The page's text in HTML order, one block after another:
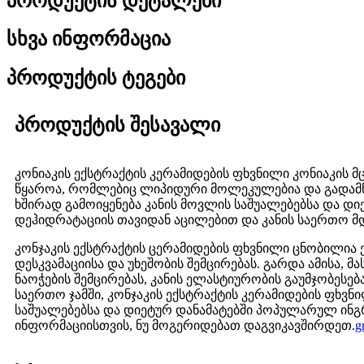
სხვა ინფორმაცია
პროდუქტის ტეგები
პროდუქტის შესავალი
კონიაკის ექსტრაქტის კერამიდების ფხვნილი
წყაროა, რომლებიც ლიპიდური მოლეკულებია და
ხშირად გამოიყენება კანის მოვლის საშუალებებსა და
დეჰიდრატაციის თავიდან აცილებით და კანის საერთო
კონჯაკის ექსტრაქტის ცერამიდების ფხვნილი
დესკვამაციისა და უხეშობის შემცირებას. გარდა ამისა,
ნაოჭების შემცირებას, კანის ელასტიურობის
საერთო ჯამში, კონჯაკის ექსტრაქტის კერამიდების
საშუალებებსა და დიეტურ დანამატებში პოპულარულ
ინფორმაციისთვის, ნუ მოგერიდებათ დაგვიკავშირდეთ.